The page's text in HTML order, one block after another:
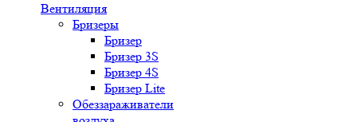
Вентиляция
Бризеры
Бризер
Бризер 3S
Бризер 4S
Бризер Lite
Обеззараживатели